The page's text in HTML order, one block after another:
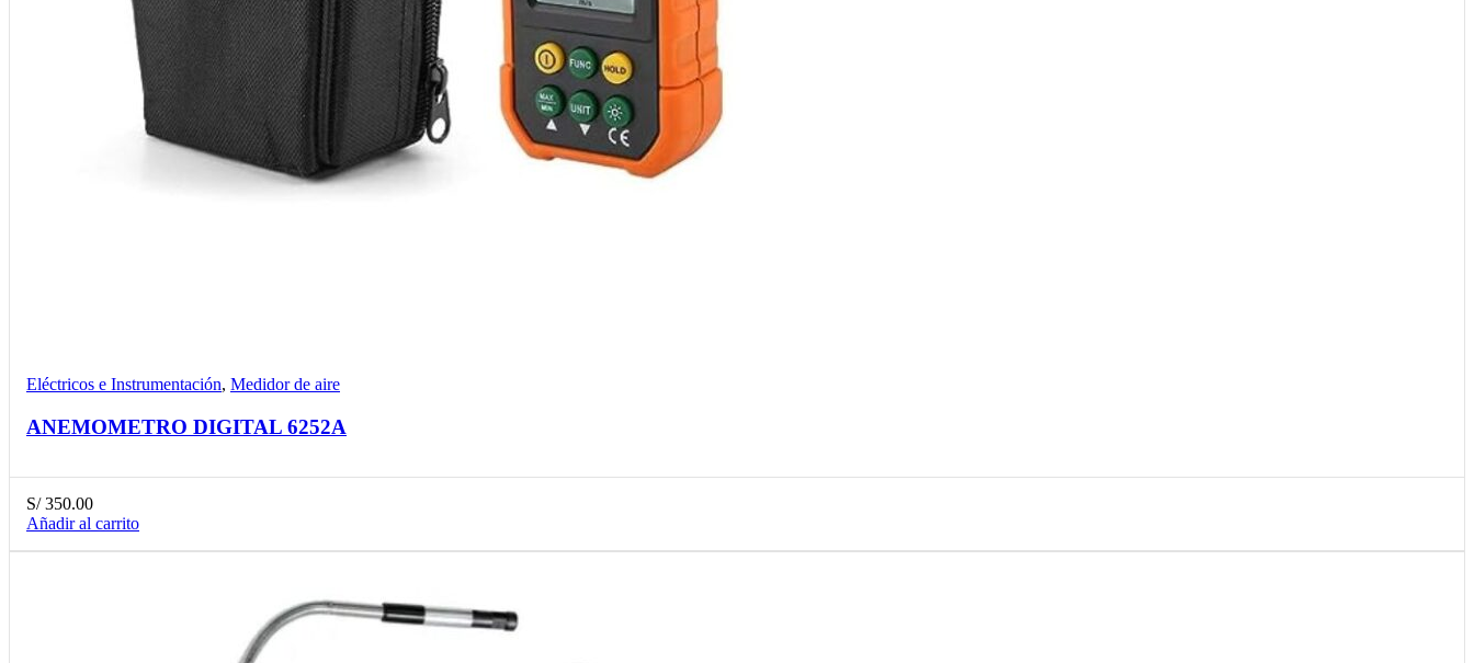
Eléctricos e Instrumentación, Medidor de aire
ANEMOMETRO DIGITAL 6252A
S/350.00
Añadir al carrito